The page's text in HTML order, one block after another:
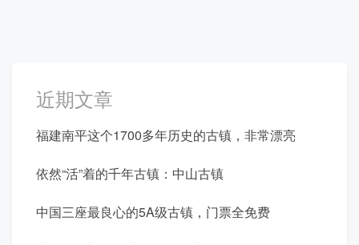
近期文章
福建南平这个1700多年历史的古镇，非常漂亮
依然“活”着的千年古镇：中山古镇
中国三座最良心的5A级古镇，门票全免费